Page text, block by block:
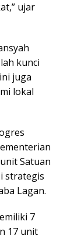
ujar
kunci
juga
lokal
Satuan
strategis
Lagan.
7
17 unit